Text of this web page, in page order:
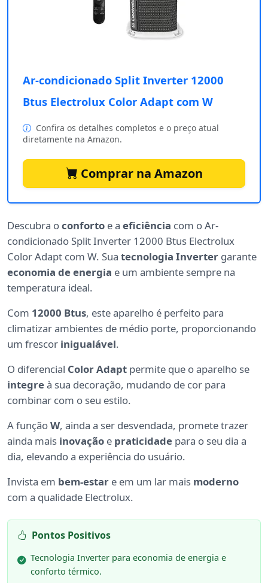
Ar-condicionado Split Inverter 12000
Btus Electrolux Color Adapt com W
Confira os detalhes completos e o preço atual
diretamente na Amazon.
Comprar na Amazon
Descubra oconforto e a eficiência com o Ar-
condicionado Split Inverter 12000 Btus Electrolux
Color Adapt com W. Sua tecnologia Inverter garante
economia de energia e um ambiente sempre na
temperatura ideal.
Com 12000 Btus, este aparelho é perfeito para
climatizar ambientes de médio porte, proporcionando
um frescor inigualável.
O diferencial Color Adapt permite que o aparelho se
integreà sua decoração, mudando de cor para
combinar com o seu estilo.
A funçãoW, ainda a ser desvendada, promete trazer
ainda mais inovação e praticidade para o seu dia a
dia, elevando a experiência do usuário.
Invista em bem-estar e em um lar mais moderno
com a qualidade Electrolux.
Pontos Positivos
Tecnologia Inverter para economia de energia e
conforto térmico.